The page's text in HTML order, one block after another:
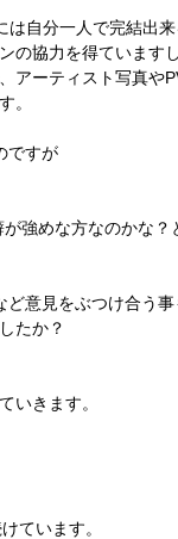
自分一人で完結出来
協力を得ています
ーティスト写真や
。
ですが
強めな方なのかな？
意見をぶつけ合う
たか？
いきます。
ています。